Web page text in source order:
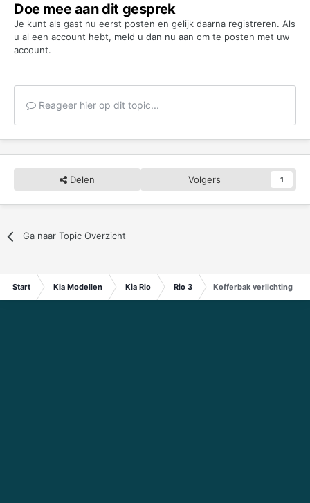
Doe mee aan dit gesprek
Je kunt als gast nu eerst posten en gelijk daarna registreren. Als
u al een account hebt, meld u dan nu aan om te posten met uw
account.
Reageer hier op dit topic...
Delen Volgers 1
Ga naar Topic Overzicht
Start Kia Modellen Kia Rio Rio 3 Kofferbak verlichting Rio